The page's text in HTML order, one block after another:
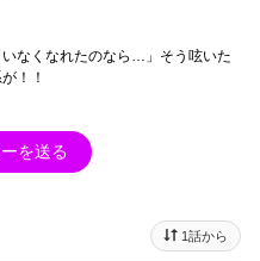
なくなれたのなら…」そう呟いた
！！
を送る
1話から